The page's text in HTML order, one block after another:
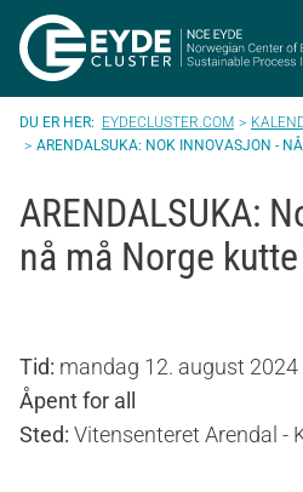
EYDECLUSTER.COM
ARENDALSUKA: NOK INNOVASJON -
ARENDALSUKA:
nå må Norge
Tid: mandag 12. august 2024
Åpent for all
Sted: Vitensenteret Arendal -